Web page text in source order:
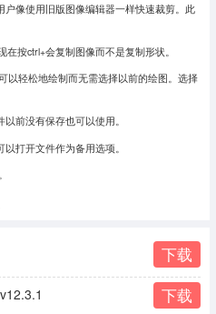
像使用旧版图像编辑器一样快速裁剪。此
按ctrl+会复制图像而不是复制形状。
轻松地绘制而无需选择以前的绘图。选择
前没有保存也可以使用。
打开文件作为备用选项。
下载
下载